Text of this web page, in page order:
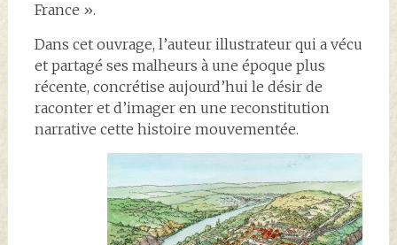
France ».
Dans cet ouvrage, l’auteur illustrateur qui a vécu
et partagé ses malheurs à une époque plus
récente, concrétise aujourd’hui le désir de
raconter et d’imager en une reconstitution
narrative cette histoire mouvementée.